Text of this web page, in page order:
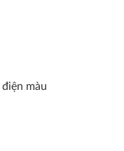
màu